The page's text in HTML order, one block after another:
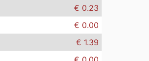
€ 0.23
€ 0.00
€ 1.39